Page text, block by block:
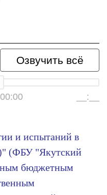
Озвучить всё
00:00 __:__
и испытаний в
(ФБУ "Якутский
бюджетным